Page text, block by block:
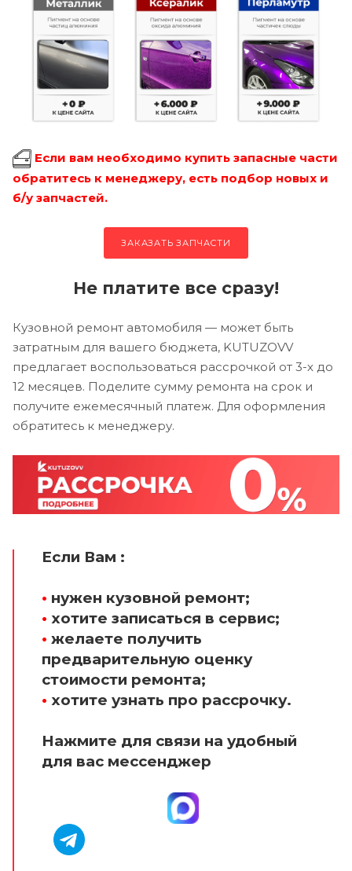
Если вам необходимо купить запасные части
обратитесь к менеджеру, есть подбор новых и
б/у запчастей.
ЗАКАЗАТЬ ЗАПЧАСТИ
Не платите все сразу!
Кузовной ремонт автомобиля — может быть
затратным для вашего бюджета, KUTUZOVV
предлагает воспользоваться рассрочкой от 3-х до
12 месяцев. Поделите сумму ремонта на срок и
получите ежемесячный платеж. Для оформления
обратитесь к менеджеру.
Если Вам :
• нужен кузовной ремонт;
• хотите записаться в сервис;
• желаете получить
предварительную оценку
стоимости ремонта;
• хотите узнать про рассрочку.
Нажмите для связи на удобный
для вас мессенджер